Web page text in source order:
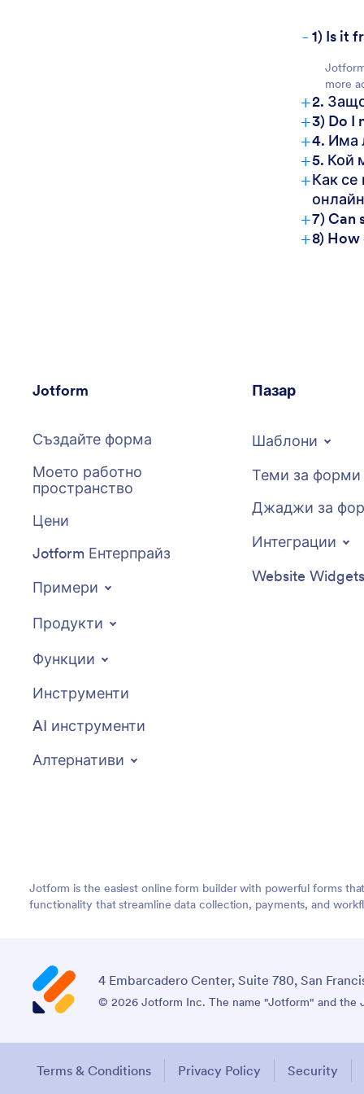
- 1) Is it
more
+2.
+3) Do I
+4. Има
+5. Кой
+Как
+7) Can
+8)
Jotform
Създайте форма
Моето работно
пространство
Цени
Jotform Ентерпрайз
Примери
Продукти
Функции
Инструменти
AI инструменти
Алтернативи
Пазар
Шаблони
Теми за форми
Джаджи за
Интеграции
Website Widgets
Jotform is the easiest online form builder with powerful forms
functionality that streamline data collection, payments, and
4 Embarcadero Center, Suite 780, San
© 2026 Jotform Inc. The name "Jotform" and the
Terms & Conditions Privacy Policy Security